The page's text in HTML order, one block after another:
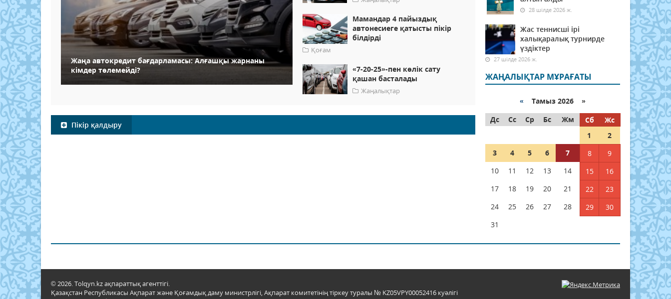
Жаңа автокредит бағдарламасы: Алғашқы жарнаны
кімдер төлемейді?
Мамандар 4 пайыздық
автонесиеге қатысты пікір
білдірді
Қоғам
«7-20-25»-пен көлік сату
қашан басталады
Жаңалықтар
Пікір қалдыру
28 шілде 2026 ж.
Жас теннисші ірі
халықаралық турнирде
үздіктер
27 шілде 2026 ж.
ЖАҢАЛЫҚТАР МҰРАҒАТЫ
« Тамыз 2026 »
Дс
Сс Ср Бс Жм Сб
Жс
1
2
3
4 5 6 7 8
9
10
11 12 13 14 15
16
17
18 19 20 21 22
23
24
25 26 27 28 29
30
31
© 2026. Tolqyn.kz ақпараттық агенттігі.
Қазақстан Республикасы Ақпарат және Қоғамдық даму министрлігі, Ақпарат комитетінің тіркеу туралы № KZ05VPY00052416 куәлігі